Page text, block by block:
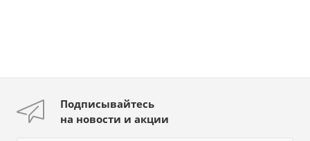
Подписывайтесь
на новости и акции